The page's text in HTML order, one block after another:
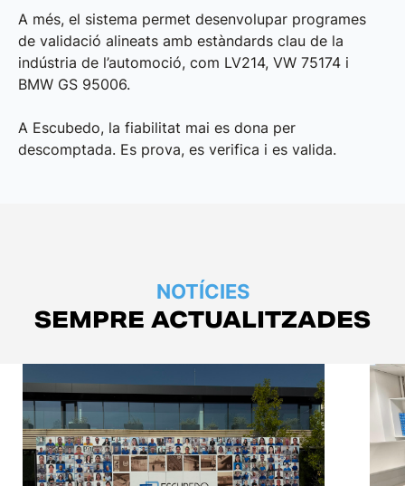
A més, el sistema permet desenvolupar programes
de validació alineats amb estàndards clau de la
indústria de l’automoció, com LV214, VW 75174 i
BMW GS 95006.
A Escubedo, la fiabilitat mai es dona per
descomptada. Es prova, es verifica i es valida.
NOTÍCIES
SEMPRE ACTUALITZADES